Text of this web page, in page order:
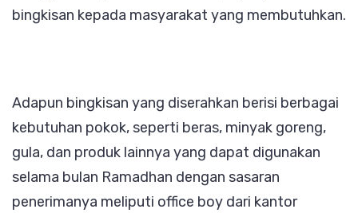
bingkisan kepada masyarakat yang membutuhkan.
Adapun bingkisan yang diserahkan berisi berbagai
kebutuhan pokok, seperti beras, minyak goreng,
gula, dan produk lainnya yang dapat digunakan
selama bulan Ramadhan dengan sasaran
penerimanya meliputi office boy dari kantor